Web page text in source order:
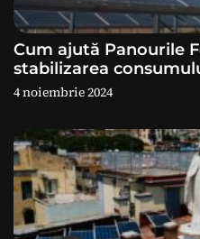
l
e
Cum ajută Panourile
stabilizarea
4 noiembrie 2024